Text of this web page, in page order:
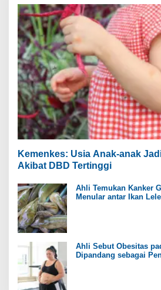
Kemenkes: Usia Anak-anak
Akibat DBD Tertinggi
Ahli Temukan Kanker
Menular antar Ikan Lele
Ahli Sebut Obesitas
Dipandang sebagai